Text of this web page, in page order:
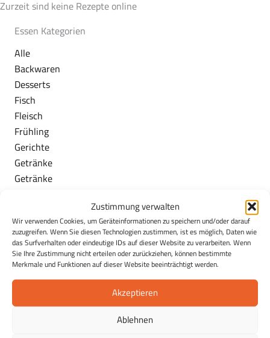
Zustimmung verwalten
Wir verwenden Cookies, um Geräteinformationen zu speichern und/oder darauf
zuzugreifen. Wenn Sie diesen Technologien zustimmen, ist es möglich, Daten wie
das Surfverhalten oder eindeutige IDs auf dieser Website zu verarbeiten. Wenn
Sie Ihre Zustimmung nicht erteilen oder zurückziehen, können bestimmte
Merkmale und Funktionen auf dieser Website beeinträchtigt werden.
Akzeptieren
Ablehnen
Zurzeit sind keine Rezepte online
Essen Kategorien
Alle
Backwaren
Desserts
Fisch
Fleisch
Frühling
Gerichte
Getränke
Getränke
Obst/Gemüse
Sommer
Vegan
Vegetarisch
Der Essen & Wissen Newsletter